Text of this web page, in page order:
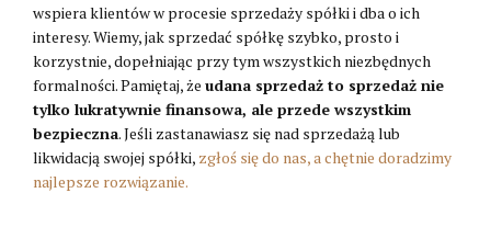
wspiera klientów w procesie sprzedaży spółki i dba o ich
interesy. Wiemy, jak sprzedać spółkę szybko, prosto i
korzystnie, dopełniając przy tym wszystkich niezbędnych
formalności. Pamiętaj, że udana sprzedaż to sprzedaż nie
tylko lukratywnie finansowa, ale przede wszystkim
bezpieczna. Jeśli zastanawiasz się nad sprzedażą lub
likwidacją swojej spółki, zgłoś się do nas, a chętnie doradzimy
najlepsze rozwiązanie.